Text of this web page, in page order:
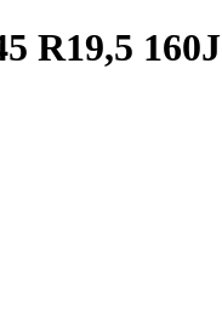
R19,5 160J